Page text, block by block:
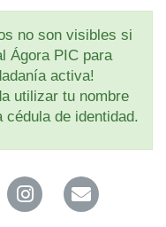
no son visibles si
Ágora PIC para
activa!
utilizar tu nombre
cédula de identidad.